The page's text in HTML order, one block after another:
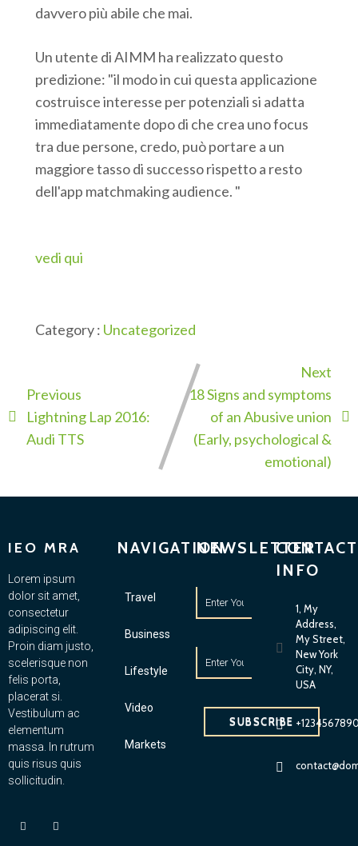
davvero più abile che mai.
Un utente di AIMM ha realizzato questo
predizione: "il modo in cui questa applicazione
costruisce interesse per potenziali si adatta
immediatamente dopo di che crea uno focus
tra due persone, credo, può portare a un
maggiore tasso di successo rispetto a resto
dell'app matchmaking audience. "
vedi qui
Category : Uncategorized
Previous
Lightning Lap 2016:
Audi TTS
Next
18 Signs and symptoms
of an Abusive union
(Early, psychological &
emotional)
IEO MRA
Lorem ipsum
dolor sit amet,
consectetur
adipiscing elit.
Proin diam justo,
scelerisque non
felis porta,
placerat si.
Vestibulum ac
elementum
massa. In rutrum
quis risus quis
sollicitudin.
NAVIGATION
Travel
Business
Lifestyle
Video
Markets
NEWSLETTER
SUBSCRIBE
CONTACT
INFO
1, My
Address,
My Street,
New York
City, NY,
USA